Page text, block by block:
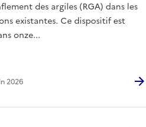
des argiles (RGA) dans les
existantes. Ce dispositif est
onze...
2026